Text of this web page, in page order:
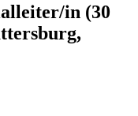
in (30